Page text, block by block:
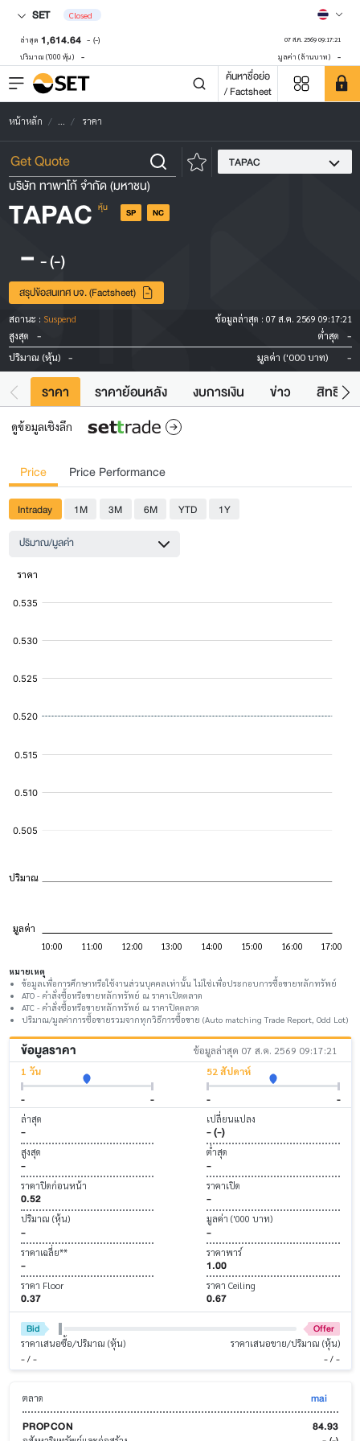
SET Closed
ล่าสุด 1,614.64 - (-) 07 ส.ค. 2569 09:17:21
ปริมาณ ('000 หุ้น) - มูลค่า (ล้านบาท) -
ค้นหาชื่อย่อ
/ Factsheet
หน้าหลัก ... ราคา
TAPAC
บริษัท ทาพาโก้ จำกัด (มหาชน)
TAPAC หุ้น SP NC
- -(-)
สรุปข้อสนเทศ บจ. (Factsheet)
สถานะ : Suspend ข้อมูลล่าสุด : 07 ส.ค. 2569 09:17:21
สูงสุด
- ต่ำสุด -
ปริมาณ (หุ้น) - มูลค่า ('000 บาท) -
ราคา ราคาย้อนหลัง งบการเงิน ข่าว สิทธิปร
ดูข้อมูลเชิงลึก
Price Price Performance
Intraday 1M 3M 6M YTD
1Y
ปริมาณ/มูลค่า
หมายเหตุ
ข้อมูลเพื่อการศึกษาหรือใช้งานส่วนบุคคลเท่านั้น ไม่ใช่เพื่อประกอบการซื้อขายหลักทรัพย์
ATO - คำสั่งซื้อหรือขายหลักทรัพย์ ณ ราคาเปิดตลาด
ATC - คำสั่งซื้อหรือขายหลักทรัพย์ ณ ราคาปิดตลาด
ปริมาณ/มูลค่าการซื้อขายรวมจากทุกวิธีการซื้อขาย (Auto matching Trade Report, Odd Lot)
ข้อมูลราคา
ข้อมูลล่าสุด 07 ส.ค. 2569 09:17:21
1 วัน
- -
52 สัปดาห์
- -
ล่าสุด
-
เปลี่ยนแปลง
- (-)
สูงสุด
-
ต่ำสุด
-
ราคาปิดก่อนหน้า
0.52
ราคาเปิด
-
ปริมาณ (หุ้น)
-
มูลค่า ('000 บาท)
-
ราคาเฉลี่ย**
-
ราคาพาร์
1.00
ราคา Floor
0.37
ราคา Ceiling
0.67
Bid Offer
ราคาเสนอซื้อ/ปริมาณ (หุ้น)
- / -
ราคาเสนอขาย/ปริมาณ (หุ้น)
- / -
ตลาด
mai
PROPCON
84.93